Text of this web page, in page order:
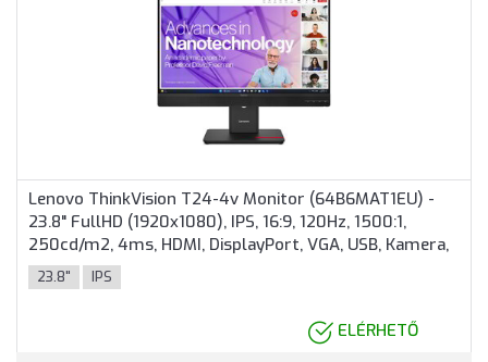
Lenovo ThinkVision T24-4v Monitor (64B6MAT1EU) -
23.8" FullHD (1920x1080), IPS, 16:9, 120Hz, 1500:1,
250cd/m2, 4ms, HDMI, DisplayPort, VGA, USB, Kamera,
3 év garancia, Fekete színben
23.8" IPS
ELÉRHETŐ